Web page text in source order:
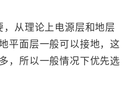
，从理论上电源层和地层
平面层一般可以接地，这
，所以一般情况下优先选